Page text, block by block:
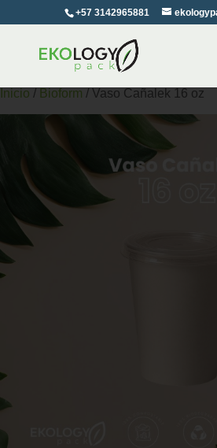
+57 3142965881
Inicio / Bioform / Vaso Cañalek 16 oz